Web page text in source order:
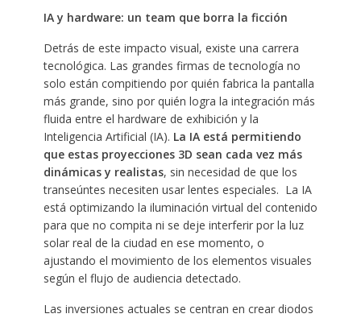
IA y hardware: un team que borra la ficción
Detrás de este impacto visual, existe una carrera
tecnológica. Las grandes firmas de tecnología no
solo están compitiendo por quién fabrica la pantalla
más grande, sino por quién logra la integración más
fluida entre el hardware de exhibición y la
Inteligencia Artificial (IA). La IA está permitiendo
que estas proyecciones 3D sean cada vez más
dinámicas y realistas, sin necesidad de que los
transeúntes necesiten usar lentes especiales. La IA
está optimizando la iluminación virtual del contenido
para que no compita ni se deje interferir por la luz
solar real de la ciudad en ese momento, o
ajustando el movimiento de los elementos visuales
según el flujo de audiencia detectado.
Las inversiones actuales se centran en crear diodos